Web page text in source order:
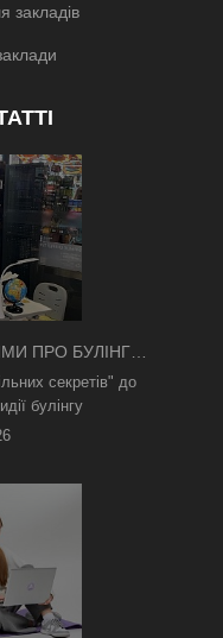
закладів
ПРО БУЛІНГ
секретів" до
булінгу